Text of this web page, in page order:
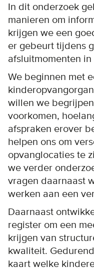
In dit onderzoek
manieren om
krijgen we een
er gebeurt tijdens
afsluitmomenten
We beginnen met
willen we
voorkomen,
afspraken erover
helpen ons om
opvanglocaties te
we verder
vragen daarnaast
werken aan een
Daarnaast
register om een
krijgen van
kwaliteit.
kaart welke